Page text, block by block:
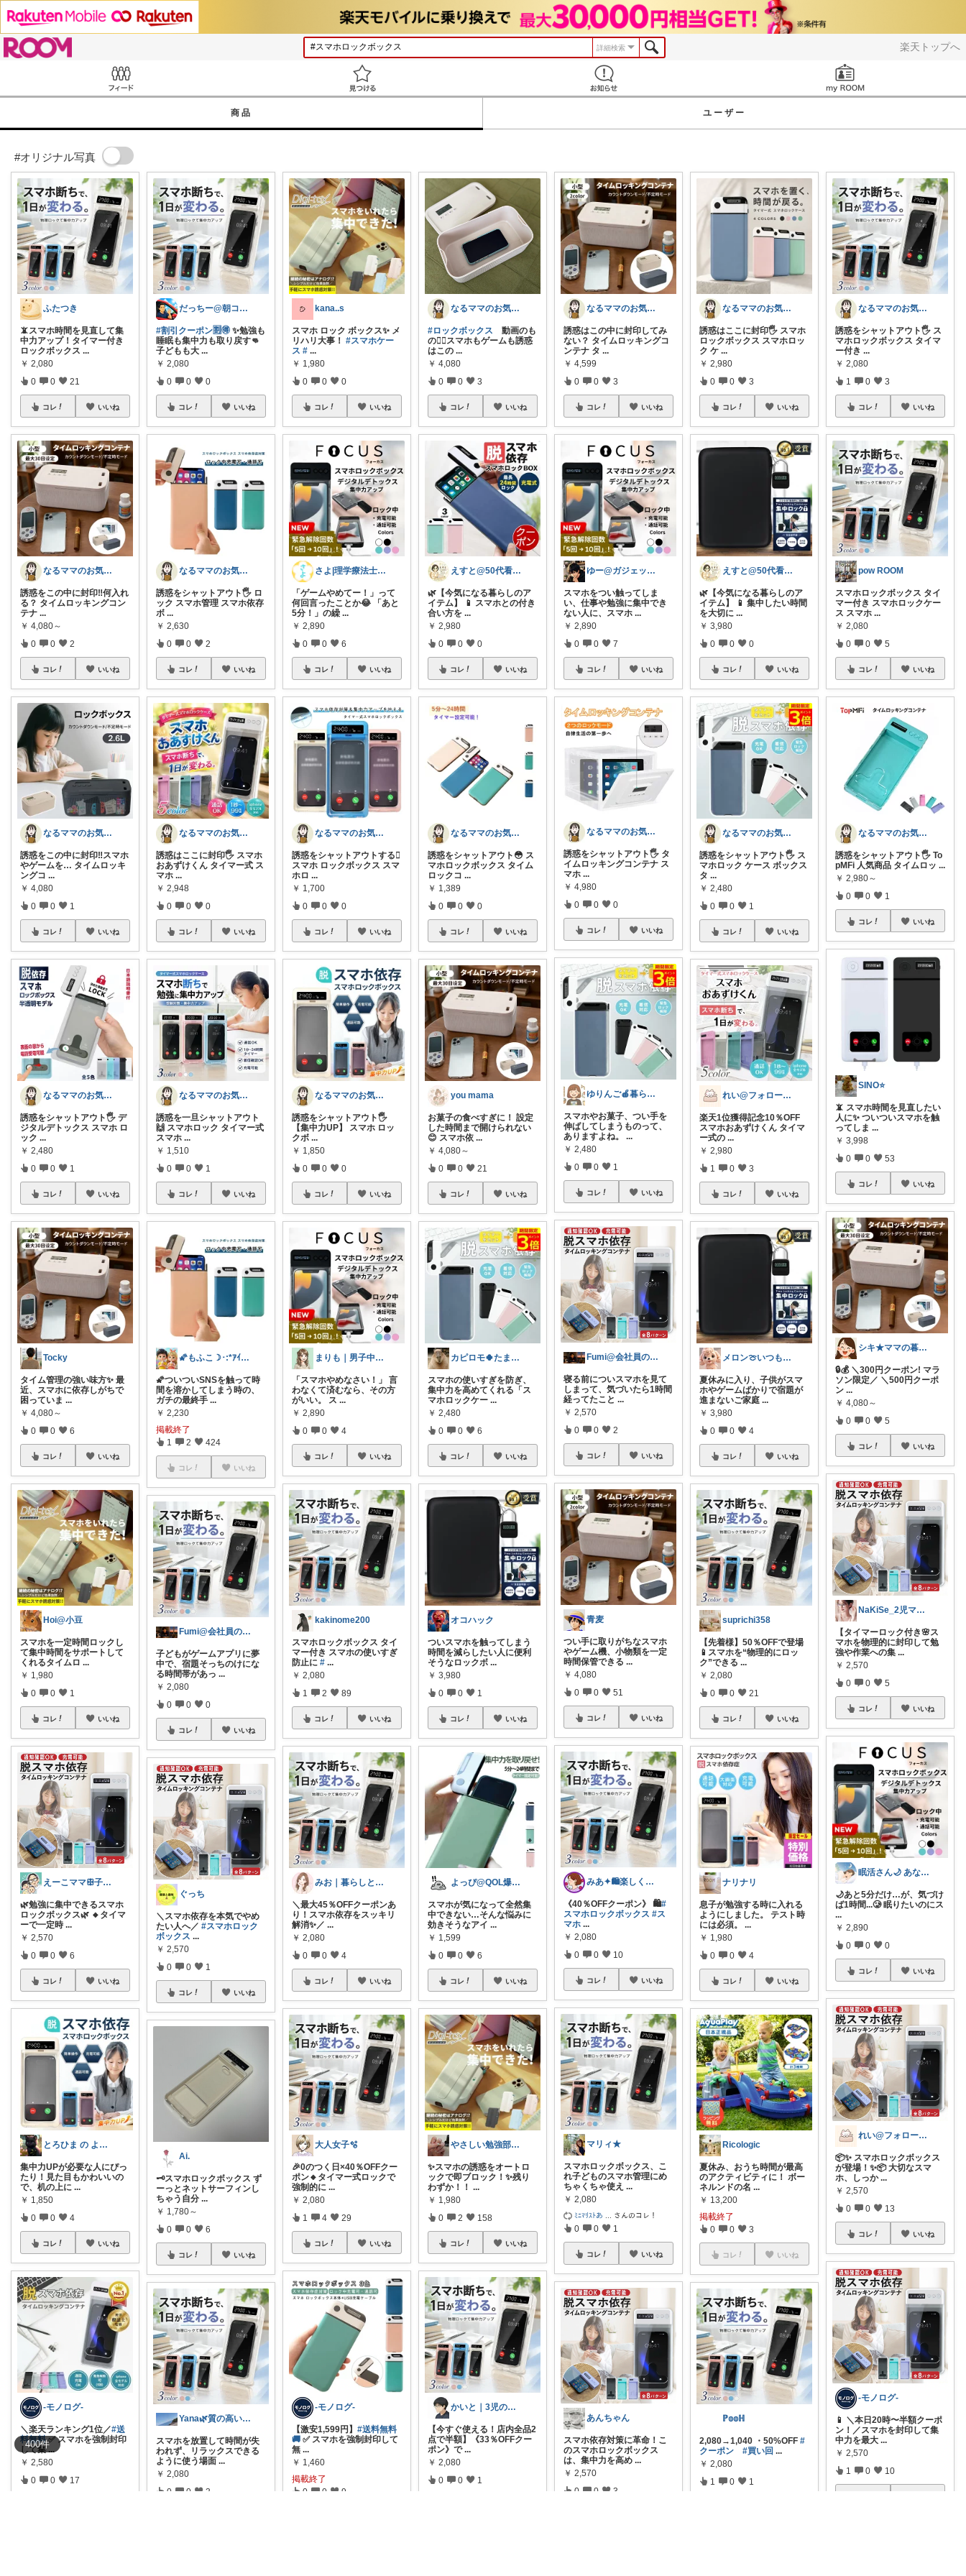
楽天トップへ
詳細検索
商品 ユーザー
#オリジナル写真
400件
ふたつき
📵スマホ時間を見直して集
中力アップ！タイマー付き
ロックボックス ...
￥ 2,080
0 0 21
コレ いいね
なるママのお気に入りROOM🌙✴︎.°
誘惑をこの中に封印‼️何入れ
る？ タイムロッキングコン
テナ ...
￥ 4,080～
0 0 2
コレ いいね
なるママのお気に入りROOM🌙✴︎.°
誘惑をこの中に封印‼️スマホ
やゲームを… タイムロッキ
ングコ ...
￥ 4,080
0 0 1
コレ いいね
なるママのお気に入りROOM🌙✴︎.°
誘惑をシャットアウト🖐️ デ
ジタルデトックス スマホ ロ
ック ...
￥ 2,480
0 0 1
コレ いいね
Tocky
タイム管理の強い味方✨ 最
近、スマホに依存しがちで
困っていま ...
￥ 4,080～
0 0 6
コレ いいね
Hoi@小豆
スマホを一定時間ロックし
て集中時間をサポートして
くれるタイムロ ...
￥ 1,980
0 0 1
コレ いいね
えーこママꕥ子供達と夏を楽しむぞ☀️
🌿勉強に集中できるスマホ
ロックボックス🌿 🔸タイマ
ーで一定時 ...
￥ 2,570
0 0 6
コレ いいね
とろひま の よろず屋～お得な商品たち～
集中力UPが必要な人にぴっ
たり！見た目もかわいいの
で、机の上に ...
￥ 1,850
0 0 4
コレ いいね
-モノログ-
＼楽天ランキング1位／#送
料無料✅ スマホを強制封印
して集 ...
￥ 2,580
0 0 17
だっちー@朝コレ5時🚗カー用品探求家
#割引クーポン🈹🉐 ✨勉強も
睡眠も集中力も取り戻す👊
子どもも大 ...
￥ 2,080
0 0 0
コレ いいね
なるママのお気に入りROOM🌙✴︎.°
誘惑をシャットアウト🖐️ ロ
ック スマホ管理 スマホ依存
ボ ...
￥ 2,630
0 0 2
コレ いいね
なるママのお気に入りROOM🌙✴︎.°
誘惑はここに封印🖐️ スマホ
おあずけくん タイマー式 ス
マホ ...
￥ 2,948
0 0 0
コレ いいね
なるママのお気に入りROOM🌙✴︎.°
誘惑を一旦シャットアウト
🙌 スマホロック タイマー式
スマホ ...
￥ 1,510
0 0 1
コレ いいね
🌠もふこ☽･:*ｱｲｺﾝ変更しました♪
🌠ついついSNSを触って時
間を溶かしてしまう時の、
ガチの最終手 ...
￥ 2,230
掲載終了
1 2 424
コレ いいね
Fumi@会社員のガジェット倉庫
子どもがゲームアプリに夢
中で、宿題そっちのけにな
る時間帯があっ ...
￥ 2,080
0 0 0
コレ いいね
ぐっち
＼スマホ依存を本気でやめ
たい人へ／#スマホロック
ボックス ...
￥ 2,570
0 0 1
コレ いいね
Ai.
🗝スマホロックボックス ず
ーっとネットサーフィンし
ちゃう自分 ...
￥ 1,780～
0 0 6
コレ いいね
Yana🌿質の高い暮らしのROOM
スマホを放置して時間が失
われず、リラックスできる
ように使う場面 ...
￥ 2,080
0 0 3
kana..s
スマホ ロック ボックス✨ メ
リハリ大事！#スマホケー
ス # ...
￥ 1,980
0 0 0
コレ いいね
さよ|理学療法士ママ
「ゲームやめてー！」って
何回言ったことか😂 「あと
5分！」の繰 ...
￥ 2,890
0 0 6
コレ いいね
なるママのお気に入りROOM🌙✴︎.°
誘惑をシャットアウトする🫪
スマホ ロックボックス スマ
ホロ ...
￥ 1,700
0 0 0
コレ いいね
なるママのお気に入りROOM🌙✴︎.°
誘惑をシャットアウト🖐️
【集中力UP】 スマホ ロッ
クボ ...
￥ 1,850
0 0 0
コレ いいね
まりも｜男子中学生ママの楽する暮らし
「スマホやめなさい！」 言
わなくて済むなら、その方
がいい。 ス ...
￥ 2,890
0 0 4
コレ いいね
kakinome200
スマホロックボックス タイ
マー付き スマホの使いすぎ
防止に# ...
￥ 2,080
1 2 89
コレ いいね
みお｜暮らしと美容記録
＼最大45％OFFクーポンあ
り！スマホ依存をスッキリ
解消✨／...
￥ 2,080
0 0 4
コレ いいね
大人女子🫧
🎉0のつく日×40％OFFクー
ポン🔸タイマー式ロックで
強制的に ...
￥ 2,080
1 4 29
コレ いいね
-モノログ-
【激安1,599円】#送料無料
🚚 ✅ スマホを強制封印して
無 ...
￥ 1,460
掲載終了
0 0 9
なるママのお気に入りROOM🌙✴︎.°
#ロックボックス 動画のも
の🙂‍↕️スマホもゲームも誘惑
はこの ...
￥ 4,080
0 0 3
コレ いいね
えすと@50代看護師の暮らしとおすすめ
🌿【今気になる暮らしのア
イテム】 📱 スマホとの付き
合い方を ...
￥ 2,980
0 0 0
コレ いいね
なるママのお気に入りROOM🌙✴︎.°
誘惑をシャットアウト😳 ス
マホロックボックス タイム
ロックコ ...
￥ 1,389
0 0 0
コレ いいね
you mama
お菓子の食べすぎに！ 設定
した時間まで開けられない
😊 スマホ依 ...
￥ 4,080～
0 0 21
コレ いいね
カピロモ🍀たまにくすっと笑えるーむ🐾
スマホの使いすぎを防ぎ、
集中力を高めてくれる「ス
マホロックケー ...
￥ 2,480
0 0 6
コレ いいね
オコハック
ついスマホを触ってしまう
時間を減らしたい人に便利
そうなロックボ ...
￥ 3,980
0 0 1
コレ いいね
よっぴ@QOL爆盛り
スマホが気になって全然集
中できない…そんな悩みに
効きそうなアイ ...
￥ 1,599
0 0 6
コレ いいね
やさしい勉強部屋|セルフネイルROOM
✨️スマホの誘惑をオートロ
ックで即ブロック！✨️残り
わずか！！ ...
￥ 1,980
0 2 158
コレ いいね
かいと｜3児の父・お買い得商品分析のプロ
【今すぐ使える！店内全品2
点で半額】《33％OFFクー
ポン》で ...
￥ 2,080
0 0 1
なるママのお気に入りROOM🌙✴︎.°
誘惑はこの中に封印してみ
ない？ タイムロッキングコ
ンテナ タ ...
￥ 4,599
0 0 3
コレ いいね
ゆー@ガジェットROOM
スマホをつい触ってしま
い、仕事や勉強に集中でき
ない人に、スマホ ...
￥ 2,890
0 0 7
コレ いいね
なるママのお気に入りROOM🌙✴︎.°
誘惑をシャットアウト🖐️ タ
イムロッキングコンテナ ス
マホ...
￥ 4,980
0 0 0
コレ いいね
ゆりんご🍎暮らしにまつわるおすすめ品
スマホやお菓子、つい手を
伸ばしてしまうものって、
ありますよね。
...
￥ 2,480
0 0 1
コレ いいね
Fumi@会社員のガジェット倉庫
寝る前についスマホを見て
しまって、気づいたら1時間
経ってたこと ...
￥ 2,570
0 0 2
コレ いいね
青麦
つい手に取りがちなスマホ
やゲーム機、小物類を一定
時間保管できる ...
￥ 4,080
0 0 51
コレ いいね
みあ✦🛍️楽しくお買い物
《40％OFFクーポン》 🛍️#
スマホロックボックス #ス
マホ ...
￥ 2,080
0 0 10
コレ いいね
マリィ★
スマホロックボックス、こ
れ子どものスマホ管理にめ
ちゃくちゃ使え ...
￥ 2,080
ﾐﾆﾏﾘｽﾄあ さんのコレ！
0 0 1
コレ いいね
あんちゃん
スマホ依存対策に革命！こ
のスマホロックボックス
は、集中力を高め ...
￥ 2,570
0 0 3
なるママのお気に入りROOM🌙✴︎.°
誘惑はここに封印🖐️ スマホ
ロックボックス スマホロッ
ク ケ ...
￥ 2,980
0 0 3
コレ いいね
えすと@50代看護師の暮らしとおすすめ
🌿【今気になる暮らしのア
イテム】 📱 集中したい時間
を大切に ...
￥ 3,980
0 0 0
コレ いいね
なるママのお気に入りROOM🌙✴︎.°
誘惑をシャットアウト🖐️ ス
マホロック ケース ボックス
タ ...
￥ 2,480
0 0 1
コレ いいね
れい@フォロー＆経由購入感謝です♪
楽天1位獲得記念10％OFF
スマホおあずけくん タイマ
ー式の ...
￥ 2,980
1 0 3
コレ いいね
メロン🍈いつも感謝様✨️
夏休みに入り、子供がスマ
ホやゲームばかりで宿題が
進まないご家庭 ...
￥ 3,980
0 0 4
コレ いいね
suprichi358
【先着様】50％OFFで登場
📱スマホを“物理的にロッ
ク”できる ...
￥ 2,080
0 0 21
コレ いいね
ナリナリ
息子が勉強する時に入れる
ようにしました。 テスト時
には必須。...
￥ 1,980
0 0 4
コレ いいね
Ricologic
夏休み、おうち時間が最高
のアクティビティに！ ボー
ネルンドの名 ...
￥ 13,200
掲載終了
0 0 3
コレ いいね
ℙ𝕠𝕠ℍ
2,080→1,040 ・50%OFF#
クーポン
#買い回 ...
￥ 2,080
1 0 1
なるママのお気に入りROOM🌙✴︎.°
誘惑をシャットアウト🖐️ ス
マホロックボックス タイマ
ー付き ...
￥ 2,080
1 0 3
コレ いいね
pow ROOM
スマホロックボックス タイ
マー付き スマホロックケー
ス スマホ ...
￥ 2,080
0 0 5
コレ いいね
なるママのお気に入りROOM🌙✴︎.°
誘惑をシャットアウト🖐️ To
pMFi 人気商品 タイムロッ ...
￥ 2,980～
0 0 1
コレ いいね
SINO⭐️
📵 スマホ時間を見直したい
人に✨ ついついスマホを触
ってしま ...
￥ 3,998
0 0 53
コレ いいね
シキ★ママの暮らし、キッズ
🔒💰 ＼300円クーポン! マラ
ソン限定／ ＼500円クーポ
ン ...
￥ 4,080～
0 0 5
コレ いいね
NaKiSe_2児ママ🌸訪問感謝です
【タイマーロック付き🌸ス
マホを物理的に封印して勉
強や作業への集 ...
￥ 2,570
0 0 5
コレ いいね
眠活さん🌙 あなたの眠りをお手伝い
🌙あと5分だけ…が、気づけ
ば1時間...🥲 眠りたいのにス
...
￥ 2,890
0 0 0
コレ いいね
れい@フォロー＆経由購入感謝です♪
📦✨ スマホロックボックス
が登場！✨📦 大切なスマ
ホ、しっか ...
￥ 2,570
0 0 13
コレ いいね
-モノログ-
📱 ＼本日20時〜半額クーポ
ン！／スマホを封印して集
中力を最大 ...
￥ 2,570
1 0 10